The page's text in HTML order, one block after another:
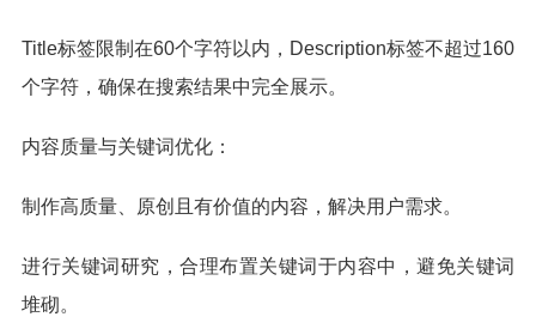
Title标签限制在60个字符以内，Description标签不超过160
个字符，确保在搜索结果中完全展示。
内容质量与关键词优化：
制作高质量、原创且有价值的内容，解决用户需求。
进行关键词研究，合理布置关键词于内容中，避免关键词
堆砌。